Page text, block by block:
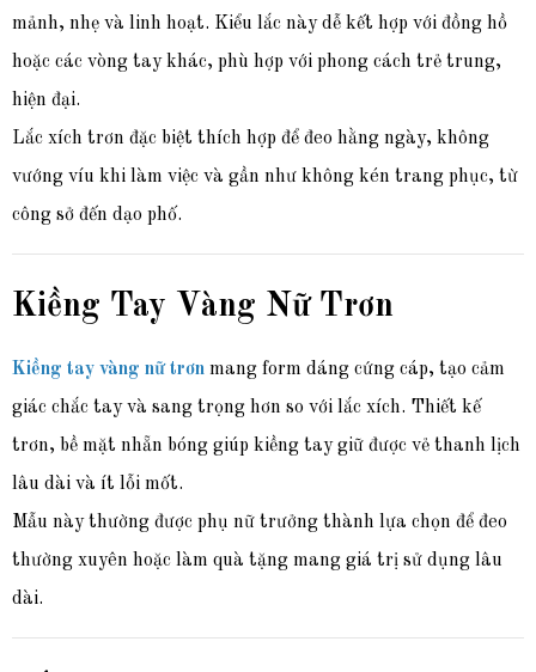
mảnh, nhẹ và linh hoạt. Kiểu lắc này dễ kết hợp với đồng hồ
hoặc các vòng tay khác, phù hợp với phong cách trẻ trung,
hiện đại.
Lắc xích trơn đặc biệt thích hợp để đeo hằng ngày, không
vướng víu khi làm việc và gần như không kén trang phục, từ
công sở đến dạo phố.
Kiềng Tay Vàng Nữ Trơn
Kiềng tay vàng nữ trơn mang form dáng cứng cáp, tạo cảm
giác chắc tay và sang trọng hơn so với lắc xích. Thiết kế
trơn, bề mặt nhẵn bóng giúp kiềng tay giữ được vẻ thanh lịch
lâu dài và ít lỗi mốt.
Mẫu này thường được phụ nữ trưởng thành lựa chọn để đeo
thường xuyên hoặc làm quà tặng mang giá trị sử dụng lâu
dài.